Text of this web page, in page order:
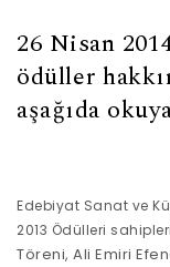
26 Nisan
ödüller
aşağıda
Edebiyat Sanat ve
2013 Ödülleri
Töreni, Ali Emiri